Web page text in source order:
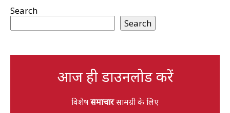
Search
Search
आज ही डाउनलोड करें
विशेषसमाचारसामग्री के लिए